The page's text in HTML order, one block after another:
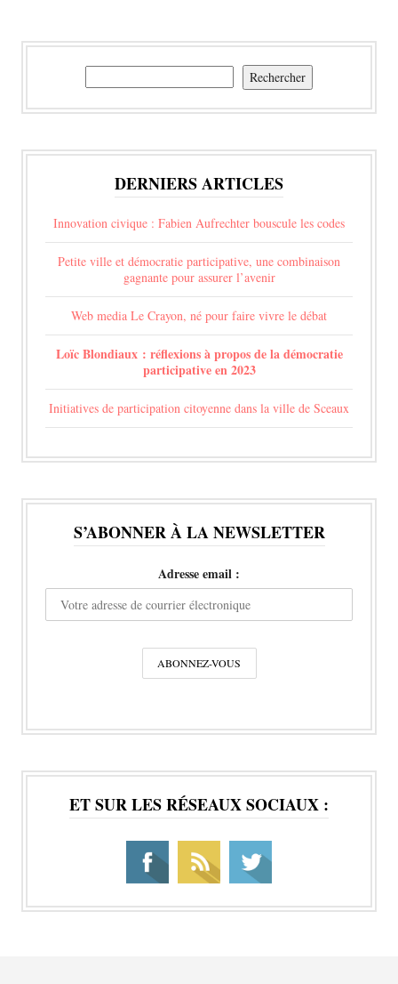
Rechercher
DERNIERS ARTICLES
Innovation civique : Fabien Aufrechter bouscule les codes
Petite ville et démocratie participative, une combinaison
gagnante pour assurer l’avenir
Web media Le Crayon, né pour faire vivre le débat
Loïc Blondiaux : réflexions à propos de la démocratie
participative en 2023
Initiatives de participation citoyenne dans la ville de Sceaux
S’ABONNER À LA NEWSLETTER
Adresse email :
ET SUR LES RÉSEAUX SOCIAUX :